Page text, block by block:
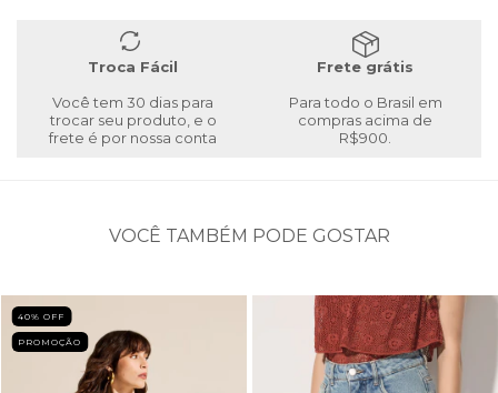
Troca Fácil
Você tem 30 dias para
trocar seu produto, e o
frete é por nossa conta
Frete grátis
Para todo o Brasil em
compras acima de
R$900.
VOCÊ TAMBÉM PODE GOSTAR
40% OFF
PROMOÇÃO